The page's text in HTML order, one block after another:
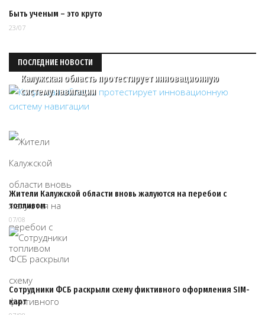
Быть ученым – это круто
23/07
ПОСЛЕДНИЕ НОВОСТИ
Калужская область протестирует инновационную
систему навигации
Жители Калужской области вновь жалуются на перебои с
топливом
07/08
Сотрудники ФСБ раскрыли схему фиктивного оформления SIM-
карт